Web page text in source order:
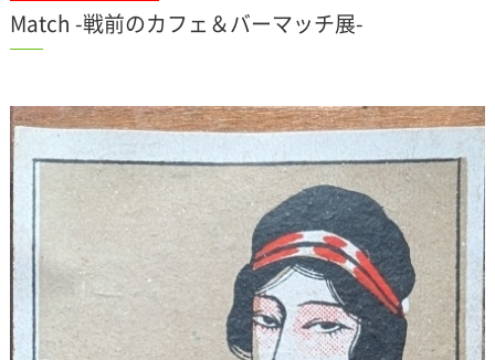
Match -戦前のカフェ＆バーマッチ展-